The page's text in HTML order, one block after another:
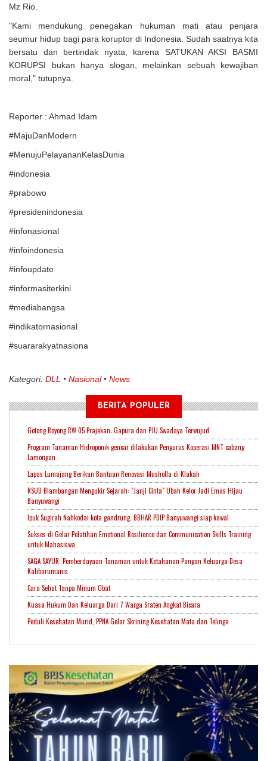
Mz Rio.
"Kami mendukung penegakan hukuman mati atau penjara
seumur hidup bagi para koruptor di Indonesia. Sudah saatnya kita
bersatu dan bertindak nyata, karena SATUKAN AKSI BASMI
KORUPSI bukan hanya slogan, melainkan sebuah kewajiban
moral," tutupnya.
Reporter : Ahmad Idam
#MajuDanModern
#MenujuPelayananKelasDunia
#indonesia
#prabowo
#presidenindonesia
#infonasional
#infoindonesia
#infoupdate
#informasiterkini
#mediabangsa
#indikatornasional
#suararakyatnasiona
Kategori: DLL Nasional News
BERITA POPULER
Gotong Royong RW 05 Prajekan: Gapura dan PJU Swadaya Terwujud
Program Tanaman Hidroponik gencar dilakukan Pengurus Koperasi MNT cabang
Lamongan
Lapas Lumajang Berikan Bantuan Renovasi Musholla di Klakah
RSUD Blambangan Mengukir Sejarah: "Janji Cinta" Ubah Kelor Jadi Emas Hijau
Banyuwangi
Ipuk Sugirah Nahkodai kota gandrung. BBHAR PDIP Banyuwangi siap kawal
Sukses di Gelar Pelatihan Emotional Resilience dan Communication Skills Training
untuk Mahasiswa
SAGA SAYUR: Pemberdayaan Tanaman untuk Ketahanan Pangan Keluarga Desa
Kalibarumanis
Cara Sehat Tanpa Minum Obat
Kuasa Hukum Dan Keluarga Dari 7 Warga Sraten Angkat Bicara
Peduli Kesehatan Murid, PPNA Gelar Skrining Kesehatan Mata dan Telinga